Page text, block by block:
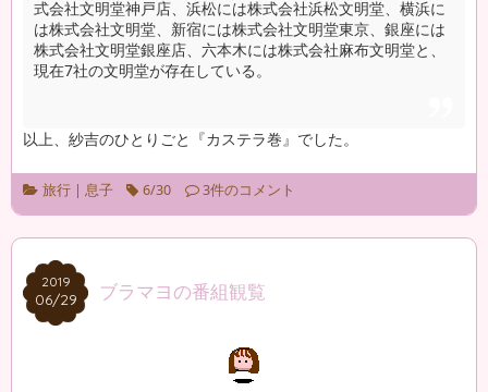
式会社文明堂神戸店、浜松には株式会社浜松文明堂、横浜に
は株式会社文明堂、新宿には株式会社文明堂東京、銀座には
株式会社文明堂銀座店、六本木には株式会社麻布文明堂と、
現在7社の文明堂が存在している。
以上、紗吉のひとりごと『カステラ巻』でした。
旅行| 息子 6/30 3件のコメント
2019
06/29
2019
06/29 ブラマヨの番組観覧